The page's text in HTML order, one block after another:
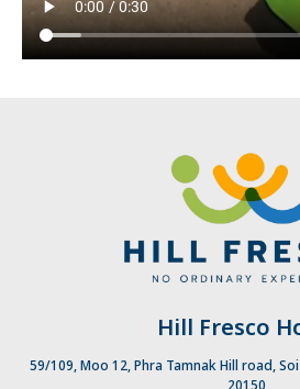
Hill Fresco
59/109, Moo 12, Phra Tamnak Hill road,